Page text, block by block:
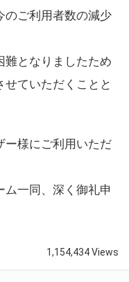
のご利用者数の減少
難となりましたため
ていただくことと
ー様にご利用いただ
ム一同、深く御礼申
1,154,434 Views